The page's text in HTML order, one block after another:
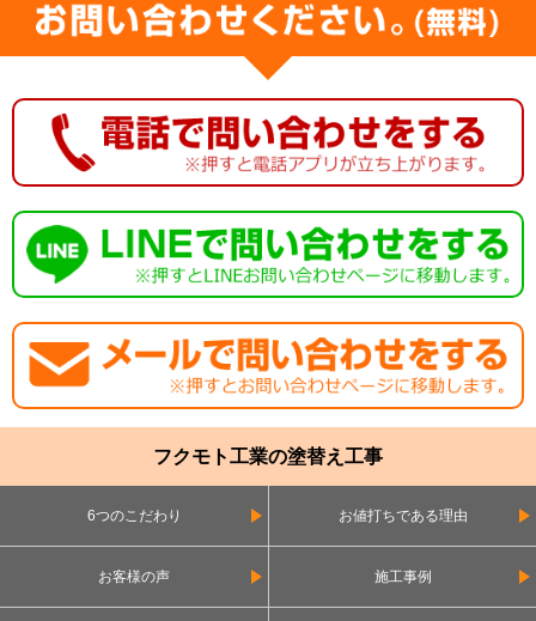
フクモト工業の塗替え工事
6つのこだわり お値打ちである理由
お客様の声 施工事例